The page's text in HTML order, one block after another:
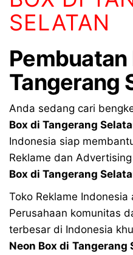
SELATAN
Pembuatan
Tangerang
Anda sedang cari
Box di Tangerang
Indonesia siap
Reklame dan Advertising
Box di Tangerang
Toko Reklame Indonesia
Perusahaan komunitas
terbesar di Indonesia
Neon Box di Tangerang